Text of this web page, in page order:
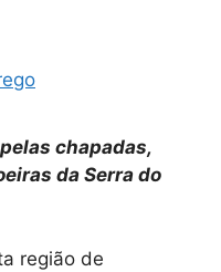
chapadas,
da Serra do
região de